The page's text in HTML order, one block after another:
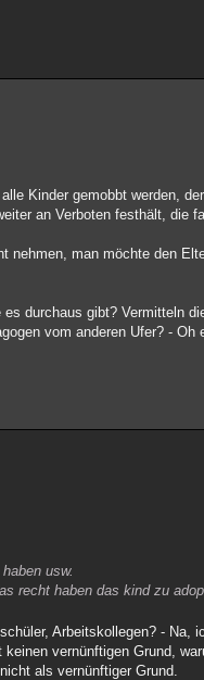
Kinder gemobbt werden,
an Verboten festhält, die
nehmen, man möchte den
durchaus gibt? Vermitteln
vom anderen Ufer? -
usw.
recht haben das kind zu
Arbeitskollegen? -
vernünftigen Grund,
als vernünftiger Grund.